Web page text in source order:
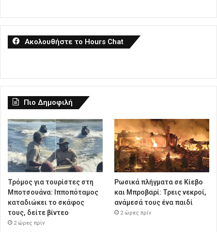
Ακολουθήστε το Hours Chat
Πιο Δημοφιλή
Τρόμος για τουρίστες στη
Μποτσουάνα: Ιπποπόταμος
καταδιώκει το σκάφος
τους, δείτε βίντεο
2 ώρες πρίν
Ρωσικά πλήγματα σε Κίεβο
και Μπροβαρί: Τρεις νεκροί,
ανάμεσά τους ένα παιδί
2 ώρες πρίν